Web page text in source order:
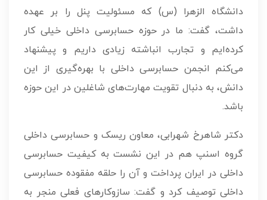
دانشگاه الزهرا (س) که مسئولیت پنل را بر عهده
داشت، گفت: ما در حوزه حسابرسی داخلی خیلی کار
کرده‌ایم و تجارب انباشته زیادی داریم و پیشنهاد
می‌کنم انجمن حسابرسی داخلی با بهره‌گیری از این
دانش، به دنبال تقویت مهارت‌های شاغلین در این حوزه
باشد.
دکتر شاهرخ شهرابی، معاون ریسک و حسابرسی داخلی
گروه اسنپ هم در این نشست به کیفیت حسابرسی
داخلی در ایران پرداخت و آن را حلقه مفقوده حسابرسی
داخلی توصیف کرد و گفت: سازوکارهای فعلی منجر به